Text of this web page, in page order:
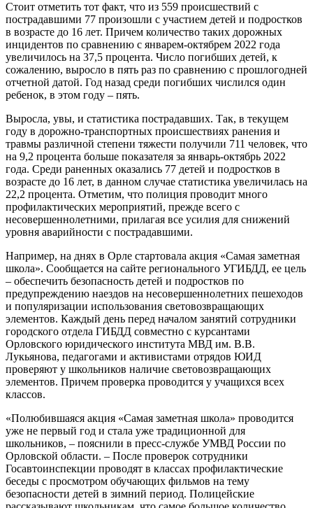
Стоит отметить тот факт, что из 559 происшествий с
пострадавшими 77 произошли с участием детей и подростков
в возрасте до 16 лет. Причем количество таких дорожных
инцидентов по сравнению с январем-октябрем 2022 года
увеличилось на 37,5 процента. Число погибших детей, к
сожалению, выросло в пять раз по сравнению с прошлогодней
отчетной датой. Год назад среди погибших числился один
ребенок, в этом году – пять.
Выросла, увы, и статистика пострадавших. Так, в текущем
году в дорожно-транспортных происшествиях ранения и
травмы различной степени тяжести получили 711 человек, что
на 9,2 процента больше показателя за январь-октябрь 2022
года. Среди раненных оказались 77 детей и подростков в
возрасте до 16 лет, в данном случае статистика увеличилась на
22,2 процента. Отметим, что полиция проводит много
профилактических мероприятий, прежде всего с
несовершеннолетними, прилагая все усилия для снижений
уровня аварийности с пострадавшими.
Например, на днях в Орле стартовала акция «Самая заметная
школа». Сообщается на сайте регионального УГИБДД, ее цель
– обеспечить безопасность детей и подростков по
предупреждению наездов на несовершеннолетних пешеходов
и популяризации использования световозвращающих
элементов. Каждый день перед началом занятий сотрудники
городского отдела ГИБДД совместно с курсантами
Орловского юридического института МВД им. В.В.
Лукьянова, педагогами и активистами отрядов ЮИД
проверяют у школьников наличие световозвращающих
элементов. Причем проверка проводится у учащихся всех
классов.
«Полюбившаяся акция «Самая заметная школа» проводится
уже не первый год и стала уже традиционной для
школьников, – пояснили в пресс-службе УМВД России по
Орловской области. – После проверок сотрудники
Госавтоинспекции проводят в классах профилактические
беседы с просмотром обучающих фильмов на тему
безопасности детей в зимний период. Полицейские